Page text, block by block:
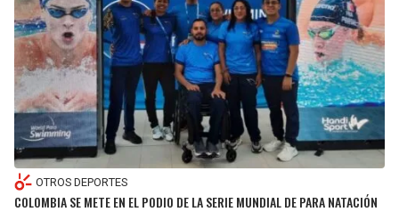
OTROS DEPORTES
COLOMBIA SE METE EN EL PODIO DE LA SERIE MUNDIAL DE PARA NATACIÓN